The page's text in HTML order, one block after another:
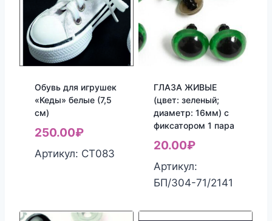
Обувь для игрушек
«Кеды» белые (7,5
см)
250.00₽
Артикул: СТ083
ГЛАЗА ЖИВЫЕ
(цвет: зеленый;
диаметр: 16мм) с
фиксатором 1 пара
20.00₽
Артикул:
БП/304-71/2141